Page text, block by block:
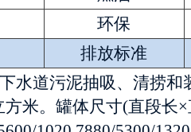
环保
排放标准
水道污泥抽吸、清捞和
米。罐体尺寸(直段长